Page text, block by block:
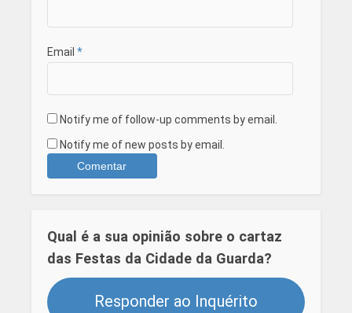
Email *
Notify me of follow-up comments by email.
Notify me of new posts by email.
Qual é a sua opinião sobre o cartaz
das Festas da Cidade da Guarda?
Responder ao Inquérito